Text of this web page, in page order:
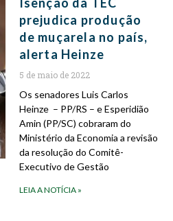
prejudica produção
de muçarela no país,
alerta Heinze
5 de maio de 2022
Os senadores Luis Carlos
Heinze – PP/RS – e Esperidião
Amin (PP/SC) cobraram do
Ministério da Economia a revisão
da resolução do Comitê-
Executivo de Gestão
LEIA A NOTÍCIA »